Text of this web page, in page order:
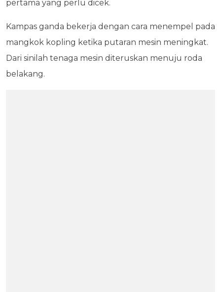
pertama yang perlu dicek.
Kampas ganda bekerja dengan cara menempel pada
mangkok kopling ketika putaran mesin meningkat.
Dari sinilah tenaga mesin diteruskan menuju roda
belakang.